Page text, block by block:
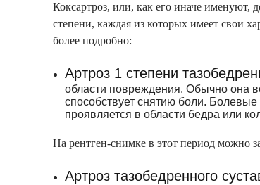
Коксартроз, или, как его иначе именуют,
степени, каждая из которых имеет свои
более подробно:
Артроз 1 степени
области повреждения. Обычно она
способствует снятию боли.
проявляется в области бедра или
На рентген-снимке в этот период можно
Артроз тазобедренного